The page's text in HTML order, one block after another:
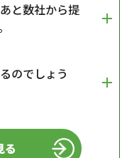
と数社から提
のでしょう
る